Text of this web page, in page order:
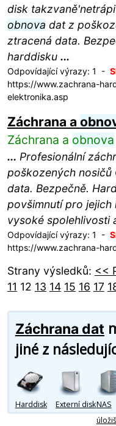
disk
obnova dat z
ztracená data.
harddisku ...
Odpovídající výrazy: 1 -
https://www.zachrana-
elektronika.asp
Záchrana a
Záchrana a obnova
... Profesionální
poškozených nosičů
data. Bezpečně.
povšimnutí pro
vysoké spolehlivosti
Odpovídající výrazy: 1 -
https://www.zachrana-
Strany výsledků: <<
11 12 13 14 15 16 17
Záchrana dat
jiné z
Harddisk Externí diskNAS